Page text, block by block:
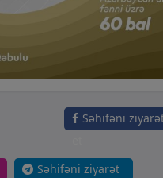
Səhifəni
Səhifəni ziyarət